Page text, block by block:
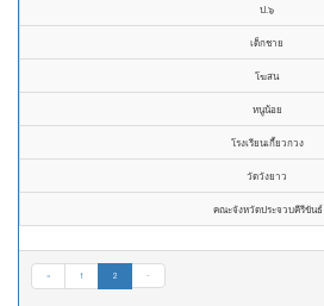
ป.๖
เด็กชาย
โฆสน
หนูน้อย
โรงเรียนเกี้ยวกวง
วัดวังยาว
คณะจังหวัดประจวบคีรีขันธ์
« 1 2 »